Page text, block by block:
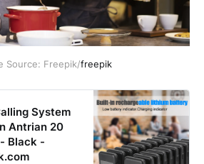
Source: Freepik/freepik
System
Antrian 20
Black -